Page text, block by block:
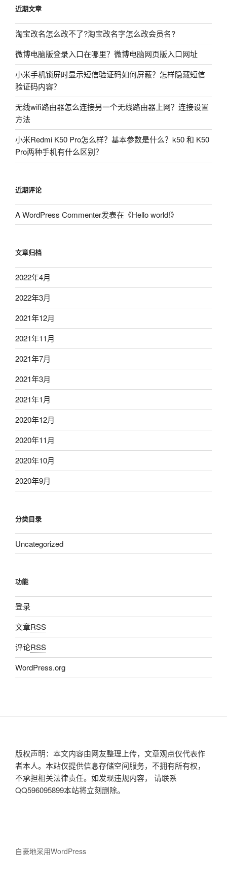
近期文章
淘宝改名怎么改不了?淘宝改名字怎么改会员名?
微博电脑版登录入口在哪里？微博电脑网页版入口网址
小米手机锁屏时显示短信验证码如何屏蔽？怎样隐藏短信
验证码内容？
无线wifi路由器怎么连接另一个无线路由器上网？连接设置
方法
小米Redmi K50 Pro怎么样？基本参数是什么？k50 和 K50
Pro两种手机有什么区别？
近期评论
A WordPress Commenter发表在《Hello world!》
文章归档
2022年4月
2022年3月
2021年12月
2021年11月
2021年7月
2021年3月
2021年1月
2020年12月
2020年11月
2020年10月
2020年9月
分类目录
Uncategorized
功能
登录
文章RSS
评论RSS
WordPress.org
版权声明：本文内容由网友整理上传，文章观点仅代表作
者本人。本站仅提供信息存储空间服务，不拥有所有权，
不承担相关法律责任。如发现违规内容， 请联系
QQ596095899本站将立刻删除。
自豪地采用WordPress